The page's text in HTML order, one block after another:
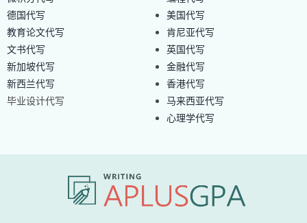
德国代写
教育论文代写
文书代写
新加坡代写
新西兰代写
毕业设计代写
美国代写
肯尼亚代写
英国代写
金融代写
香港代写
马来西亚代写
心理学代写